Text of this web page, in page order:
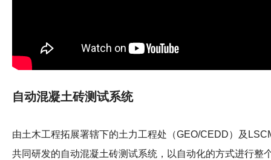
自动混凝土砖测试系统
由土木工程拓展署辖下的土力工程处（GEO/CEDD）及
共同研发的自动混凝土砖测试系统，以自动化的方式进行整